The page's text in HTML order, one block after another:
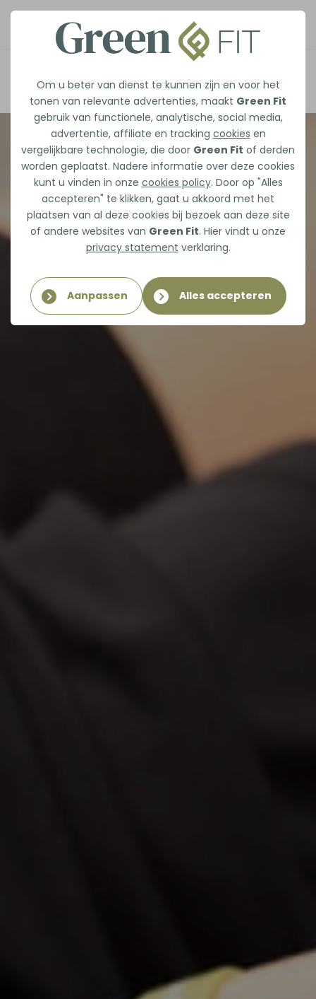
Om u beter van dienst te kunnen zijn en voor het
tonen van relevante advertenties, maakt Green Fit
gebruik van functionele, analytische, social media,
advertentie, affiliate en tracking cookies en
vergelijkbare technologie, die door Green Fit of derden
worden geplaatst. Nadere informatie over deze cookies
kunt u vinden in onze cookies policy. Door op "Alles
accepteren" te klikken, gaat u akkoord met het
plaatsen van al deze cookies bij bezoek aan deze site
of andere websites van Green Fit. Hier vindt u onze
privacy statement verklaring.
Aanpassen Alles accepteren
Afspraak maken